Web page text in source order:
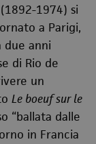
1974) si
a Parigi,
due anni
di Rio de
un
Le boeuf sur le
“ballata dalle
in Francia